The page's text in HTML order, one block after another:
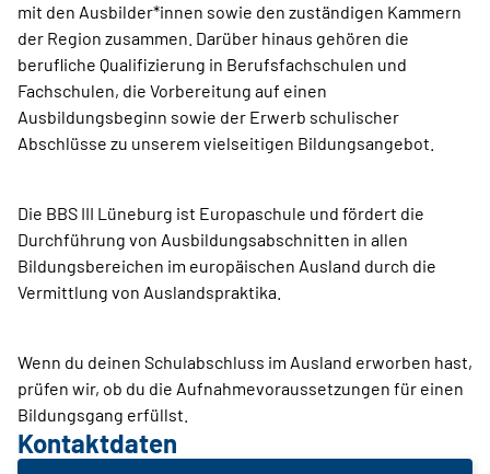
mit den Ausbilder*innen sowie den zuständigen Kammern
der Region zusammen. Darüber hinaus gehören die
berufliche Qualifizierung in Berufsfachschulen und
Fachschulen, die Vorbereitung auf einen
Ausbildungsbeginn sowie der Erwerb schulischer
Abschlüsse zu unserem vielseitigen Bildungsangebot.
Die BBS III Lüneburg ist Europaschule und fördert die
Durchführung von Ausbildungsabschnitten in allen
Bildungsbereichen im europäischen Ausland durch die
Vermittlung von Auslandspraktika.
Wenn du deinen Schulabschluss im Ausland erworben hast,
prüfen wir, ob du die Aufnahmevoraussetzungen für einen
Bildungsgang erfüllst.
Kontaktdaten